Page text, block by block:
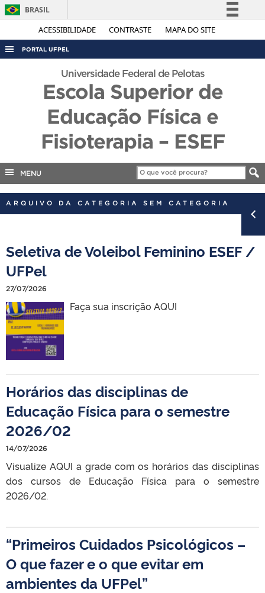
ACESSIBILIDADE CONTRASTE MAPA DO SITE
BRASIL
Simplifique!
Acesso à informação
Legislação
Canais
PORTAL UFPEL
ACESSO À INFORMAÇÃO
AUDITORIA
COBALTO
EDITAIS
INTERNACIONAL
Universidade Federal de Pelotas
Escola Superior de
Educação Física e
Fisioterapia – ESEF
MENU
ARQUIVO DA CATEGORIA SEM CATEGORIA
Seletiva de Voleibol Feminino ESEF /
UFPel
27/07/2026
Faça sua inscrição AQUI
Horários das disciplinas de
Educação Física para o semestre
2026/02
14/07/2026
Visualize AQUI a grade com os horários das disciplinas
dos cursos de Educação Física para o semestre
2026/02.
“Primeiros Cuidados Psicológicos –
O que fazer e o que evitar em
ambientes da UFPel”